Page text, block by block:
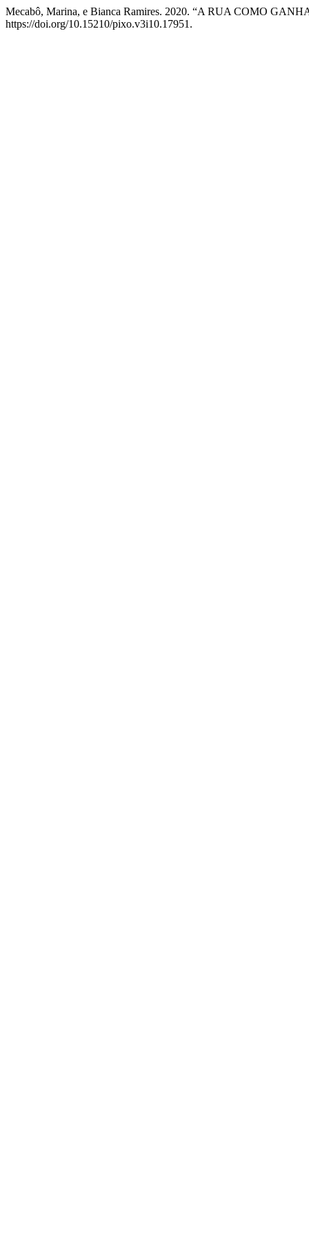
Mecabô, Marina, e Bianca Ramires. 2020. “A RUA COMO
https://doi.org/10.15210/pixo.v3i10.17951.